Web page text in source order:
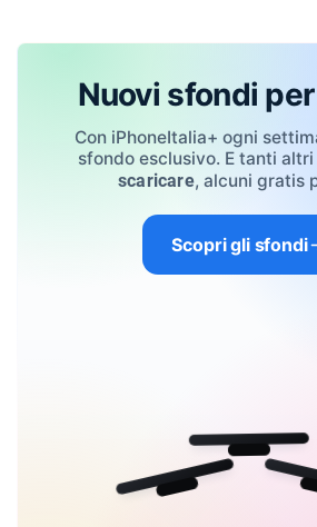
Nuovi sfondi per
Con iPhoneItalia+ ogni
sfondo esclusivo. E tanti altri
scaricare, alcuni gratis
Scopri gli sfondi